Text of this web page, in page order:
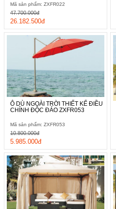
Mã sản phẩm: ZXFR022
26.182.500đ
47.700.000đ
Ô DÙ NGOÀI TRỜI THIẾT KẾ ĐIỀU
CHỈNH ĐỘC ĐÁO ZXFR053
Mã sản phẩm: ZXFR053
5.985.000đ
10.800.000đ